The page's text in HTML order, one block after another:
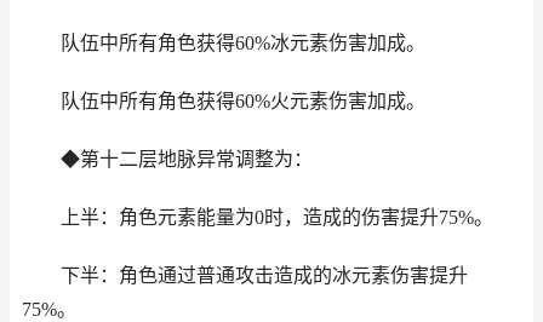
队伍中所有角色获得60%冰元素伤害加成。
队伍中所有角色获得60%火元素伤害加成。
◆第十二层地脉异常调整为：
上半：角色元素能量为0时，造成的伤害提升75%。
下半：角色通过普通攻击造成的冰元素伤害提升
75%。